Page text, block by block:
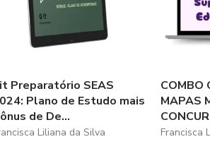
Preparatório SEAS
Plano de Estudo mais
de De...
Liliana da Silva
COMBO
MAPAS
Francisca